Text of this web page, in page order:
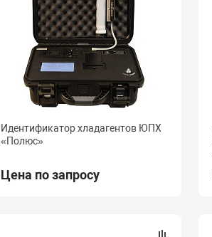
Идентификатор хладагентов ЮПХ
«Полюс»
Цена по запросу